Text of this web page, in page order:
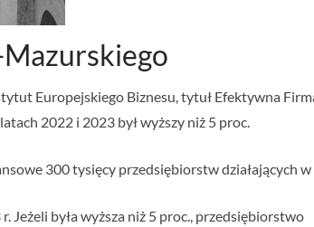
Europejskiego Biznesu, tytuł Efektywna
2022 i 2023 był wyższy niż 5 proc.
300 tysięcy przedsiębiorstw działających w
była wyższa niż 5 proc., przedsiębiorstwo